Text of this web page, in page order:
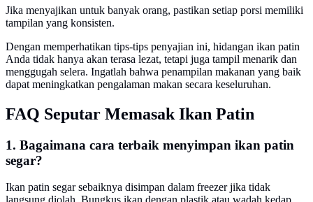
Jika menyajikan untuk banyak orang, pastikan setiap porsi memiliki
tampilan yang konsisten.
Dengan memperhatikan tips-tips penyajian ini, hidangan ikan patin
Anda tidak hanya akan terasa lezat, tetapi juga tampil menarik dan
menggugah selera. Ingatlah bahwa penampilan makanan yang baik
dapat meningkatkan pengalaman makan secara keseluruhan.
FAQ Seputar Memasak Ikan Patin
1. Bagaimana cara terbaik menyimpan ikan patin
segar?
Ikan patin segar sebaiknya disimpan dalam freezer jika tidak